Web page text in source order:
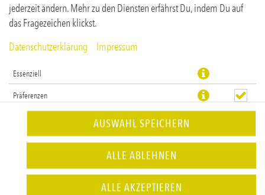
jederzeit ändern. Mehr zu den Diensten erfährst Du, indem Du auf
das Fragezeichen klickst.
Datenschutzerklärung
Impressum
Essenziell
Präferenzen
AUSWAHL SPEICHERN
ALLE ABLEHNEN
ALLE AKZEPTIEREN
Doppelt Rindfleisch, Burgerkäse, Kartoffelchips & Cheddarcreme
JETZT BESTELLEN